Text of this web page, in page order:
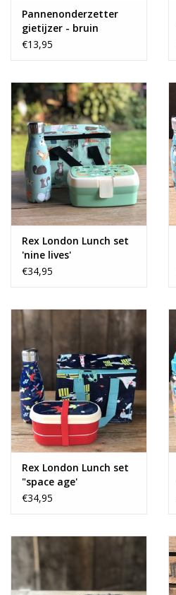
Pannenonderzetter
gietijzer - bruin
€13,95
Rex London Lunch set
'nine lives'
€34,95
Rex London Lunch set
"space age'
€34,95